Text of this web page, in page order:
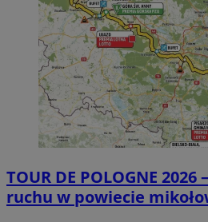
TOUR DE POLOGNE
ruchu w powiecie